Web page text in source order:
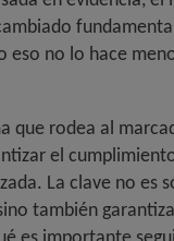
eso no lo hace
que rodea al
el
La clave no es
también